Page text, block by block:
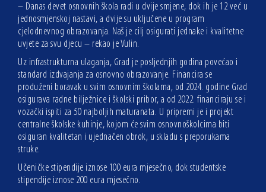
– Danas devet osnovnih škola radi u dvije smjene, dok ih je 12 već u
jednosmjenskoj nastavi, a dvije su uključene u program
cjelodnevnog obrazovanja. Naš je cilj osigurati jednake i kvalitetne
uvjete za svu djecu – rekao je Vulin.
Uz infrastrukturna ulaganja, Grad je posljednjih godina povećao i
standard izdvajanja za osnovno obrazovanje. Financira se
produženi boravak u svim osnovnim školama, od 2024. godine Grad
osigurava radne bilježnice i školski pribor, a od 2022. financiraju se i
vozački ispiti za 50 najboljih maturanata. U pripremi je i projekt
centralne školske kuhinje, kojom će svim osnovnoškolcima biti
osiguran kvalitetan i ujednačen obrok, u skladu s preporukama
struke.
Učeničke stipendije iznose 100 eura mjesečno, dok studentske
stipendije iznose 200 eura mjesečno.